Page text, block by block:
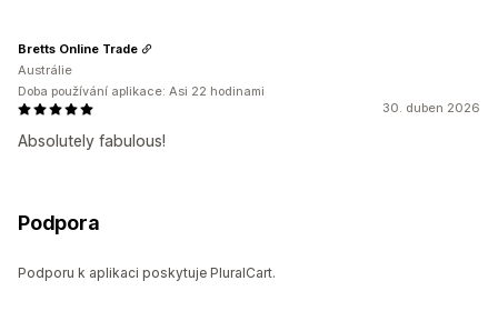
30. duben 2026
Absolutely fabulous!
Bretts Online Trade
Austrálie
Doba používání aplikace: Asi 22 hodinami
Podpora
Podporu k aplikaci poskytuje PluralCart.